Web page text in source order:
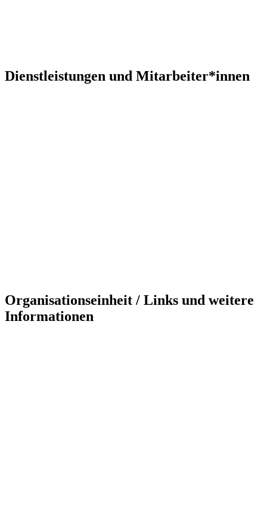
Dienstleistungen und Mitarbeiter*innen
Organisationseinheit / Links und weitere
Informationen